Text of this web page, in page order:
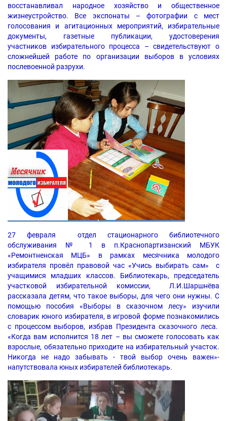
восстанавливал народное хозяйство и общественное
жизнеустройство. Все экспонаты – фотографии с мест
голосования и агитационных мероприятий, избирательные
документы, газетные публикации, удостоверения
участников избирательногопроцесса – свидетельствуют о
сложнейшей работе по организации выборов в условиях
послевоенной разрухи.
27 февраля отдел стационарного библиотечного
обслуживания № 1 в п.Краснопартизанский МБУК
«Ремонтненская МЦБ» в рамках месячника молодого
избирателя провёл правовой час «Учись выбирать сам» с
учащимися младших классов. Библиотекарь, председатель
участковой избирательной комиссии, Л.И.Шаршнёва
рассказала детям, что такое выборы, для чего они нужны. С
помощью пособия «Выборы в сказочном лесу» изучили
словарик юного избирателя, в игровой форме познакомились
с процессом выборов, избрав Президента сказочного леса.
«Когда вам исполнится 18 лет – вы сможете голосовать как
взрослые, обязательно приходите на избирательный участок.
Никогда не надо забывать - твой выбор очень важен»-
напутствовала юных избирателей библиотекарь.